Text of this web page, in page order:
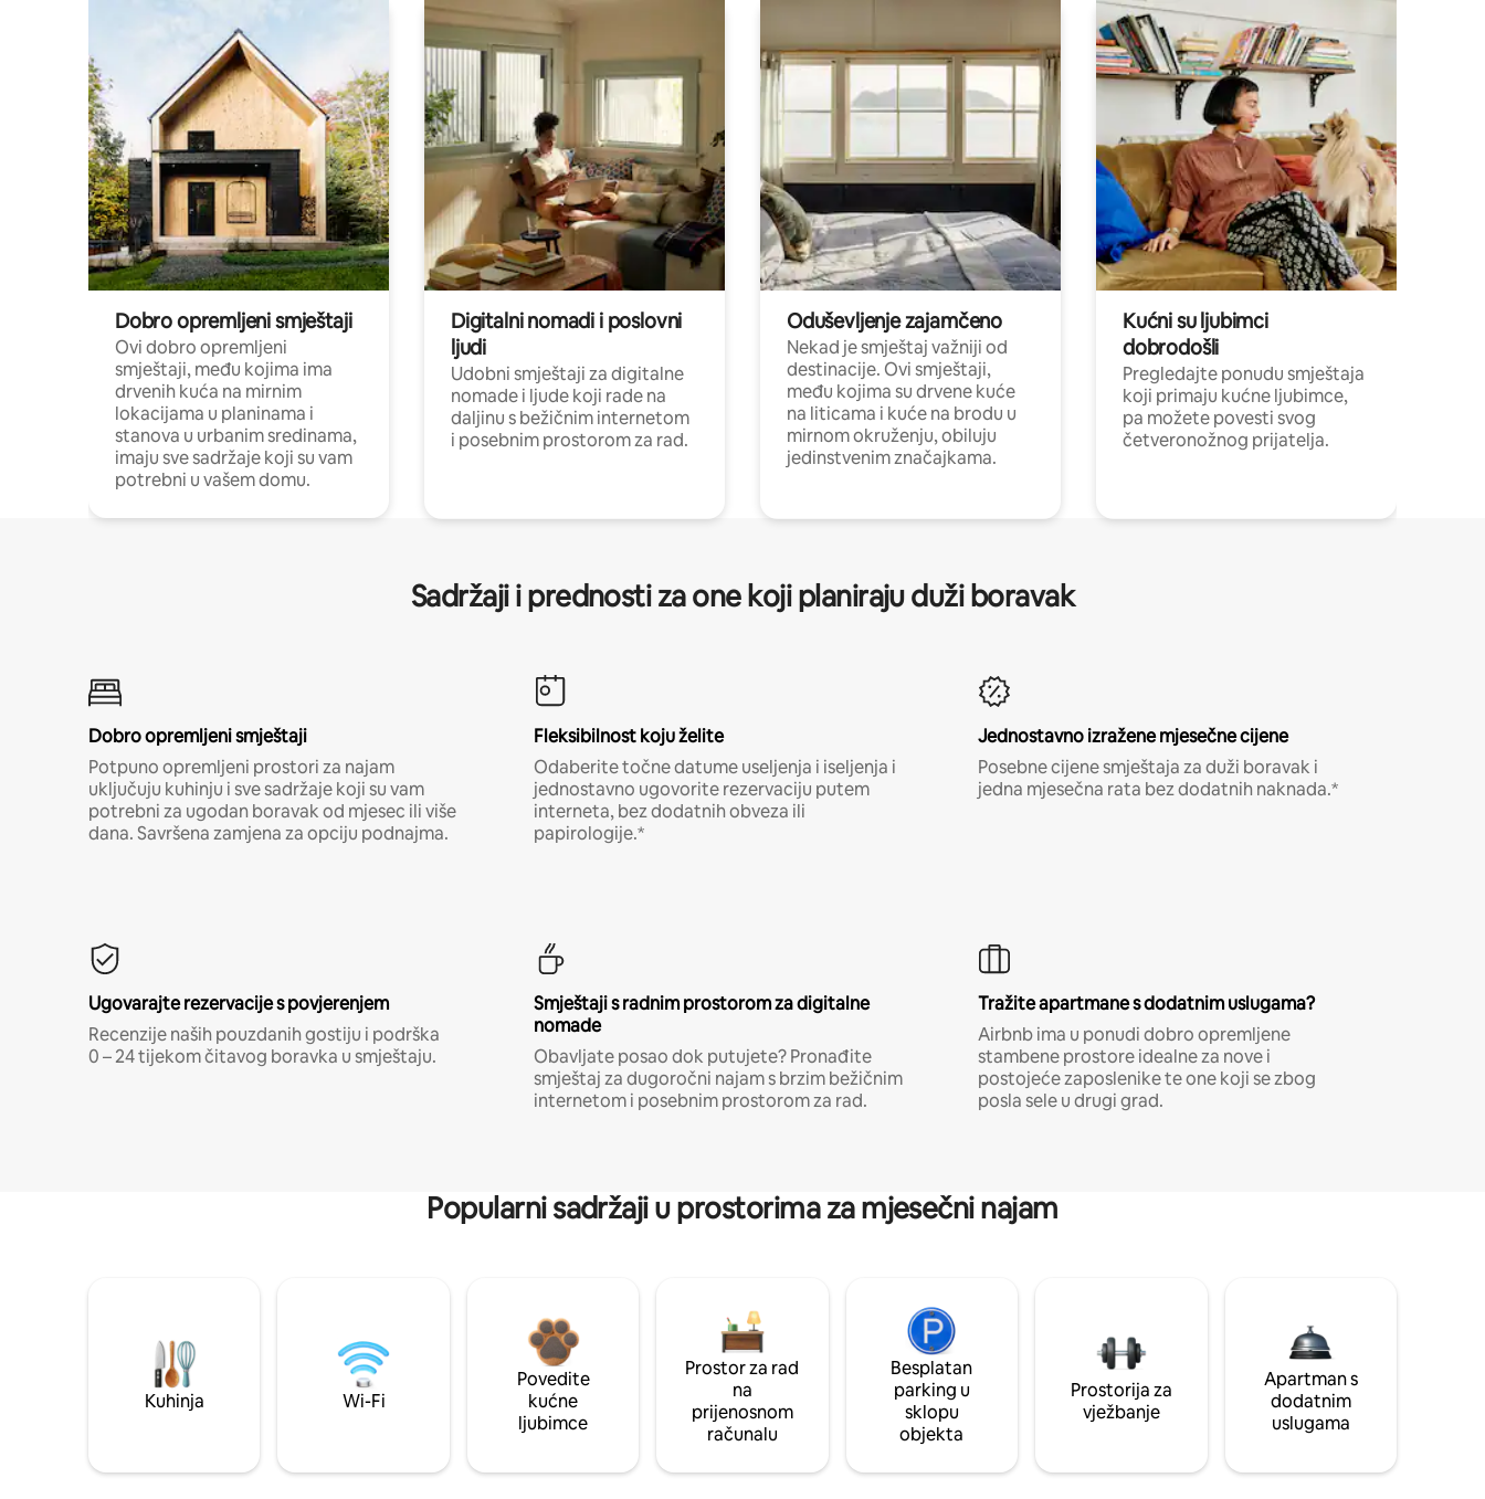
Dobro opremljeni smještaji
Ovi dobro opremljeni
smještaji, među kojima ima
drvenih kuća na mirnim
lokacijama u planinama i
stanova u urbanim sredinama,
imaju sve sadržaje koji su vam
potrebni u vašem domu.
Digitalni nomadi i poslovni
ljudi
Udobni smještaji za digitalne
nomade i ljude koji rade na
daljinu s bežičnim internetom
i posebnim prostorom za rad.
Oduševljenje zajamčeno
Nekad je smještaj važniji od
destinacije. Ovi smještaji,
među kojima su drvene kuće
na liticama i kuće na brodu u
mirnom okruženju, obiluju
jedinstvenim značajkama.
Kućni su ljubimci
dobrodošli
Pregledajte ponudu smještaja
koji primaju kućne ljubimce,
pa možete povesti svog
četveronožnog prijatelja.
Sadržaji i prednosti za one koji planiraju duži boravak
Dobro opremljeni smještaji
Potpuno opremljeni prostori za najam
uključuju kuhinju i sve sadržaje koji su vam
potrebni za ugodan boravak od mjesec ili više
dana. Savršena zamjena za opciju podnajma.
Fleksibilnost koju želite
Odaberite točne datume useljenja i iseljenja i
jednostavno ugovorite rezervaciju putem
interneta, bez dodatnih obveza ili
papirologije.*
Jednostavno izražene mjesečne cijene
Posebne cijene smještaja za duži boravak i
jedna mjesečna rata bez dodatnih naknada.*
Ugovarajte rezervacije s povjerenjem
Recenzije naših pouzdanih gostiju i podrška
0 – 24 tijekom čitavog boravka u smještaju.
Smještaji s radnim prostorom za digitalne
nomade
Obavljate posao dok putujete? Pronađite
smještaj za dugoročni najam s brzim bežičnim
internetom i posebnim prostorom za rad.
Tražite apartmane s dodatnim uslugama?
Airbnb ima u ponudi dobro opremljene
stambene prostore idealne za nove i
postojeće zaposlenike te one koji se zbog
posla sele u drugi grad.
Popularni sadržaji u prostorima za mjesečni najam
Kuhinja Wi-Fi
Povedite
kućne
ljubimce
Prostor za rad
na
prijenosnom
računalu
Besplatan
parking u
sklopu
objekta
Prostorija za
vježbanje
Apartman s
dodatnim
uslugama